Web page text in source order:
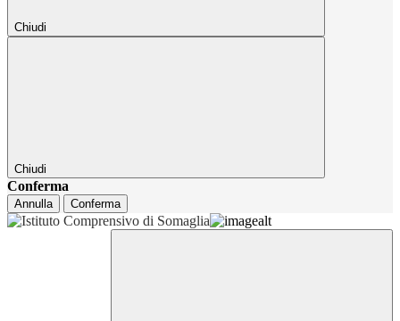
Chiudi
Chiudi
Conferma
Annulla Conferma